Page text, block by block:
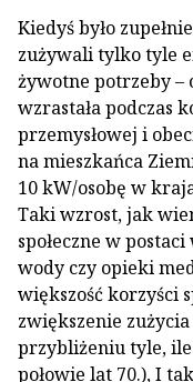
Kiedyś było
zużywali tylko tyle
żywotne potrzeby –
wzrastała podczas
przemysłowej i
na mieszkańca
10 kW/osobę w
Taki wzrost, jak
społeczne w
wody czy opieki
większość korzyści
zwiększenie
przybliżeniu tyle,
połowie lat 70.), I